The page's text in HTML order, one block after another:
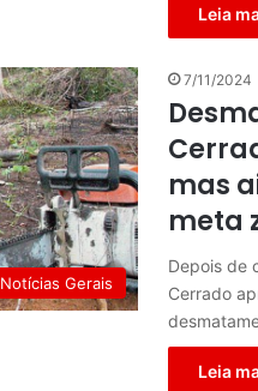
Leia
Notícias Gerais
7/11/2024
mas
meta
Depois de
Cerrado
Leia